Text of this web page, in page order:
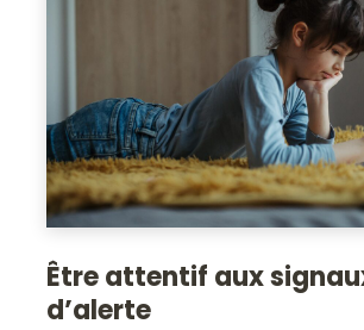
Être attentif aux
d’alerte